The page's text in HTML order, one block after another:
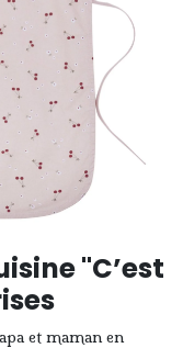
"C’est
et maman en